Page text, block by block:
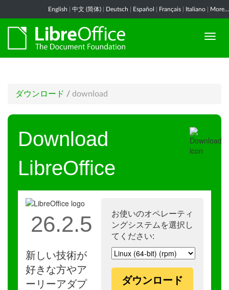
English 中文 (简体) Deutsch Español Français Italiano More...
ダウンロード / download
Download
LibreOffice
お使いのオペレーティ
ングシステムを選択し
てください:
ダウンロード
26.2.5
新しい技術が
好きな方やア
ーリーアダプ